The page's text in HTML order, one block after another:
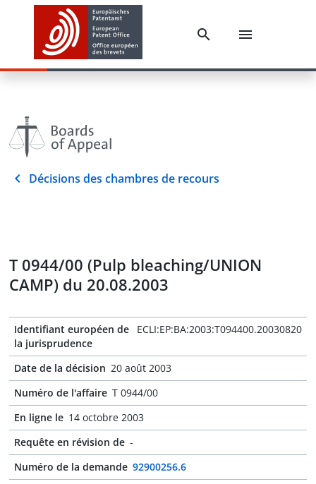
Décisions des chambres de recours
T 0944/00 (Pulp bleaching/UNION
CAMP) du 20.08.2003
Identifiant européen de
la jurisprudence
ECLI:EP:BA:2003:T094400.20030820
Date de la décision 20 août 2003
Numéro de l'affaire T 0944/00
En ligne le 14 octobre 2003
Requête en révision de -
Numéro de la demande 92900256.6